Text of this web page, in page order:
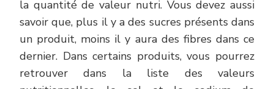
la quantité de valeur nutri. Vous devez aussi
savoir que, plus il y a des sucres présents dans
un produit, moins il y aura des fibres dans ce
dernier. Dans certains produits, vous pourrez
retrouver dans la liste des valeurs